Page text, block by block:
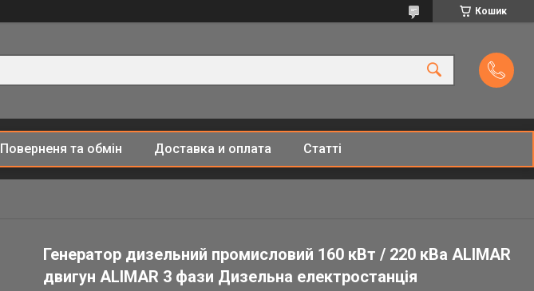
Кошик
Поверненя та обмін Доставка и оплата Статті
Генератор дизельний промисловий 160 кВт / 220 кВа ALIMAR
двигун ALIMAR 3 фази Дизельна електростанція